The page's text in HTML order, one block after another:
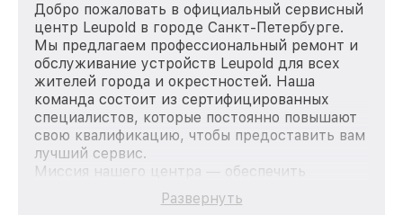
Добро пожаловать в официальный сервисный
центр Leupold в городе Санкт-Петербурге.
Мы предлагаем профессиональный ремонт и
обслуживание устройств Leupold для всех
жителей города и окрестностей. Наша
команда состоит из сертифицированных
специалистов, которые постоянно повышают
свою квалификацию, чтобы предоставить вам
лучший сервис.
Миссия нашего центра — обеспечить
качественный и доступный ремонт для
каждого пользователя продукции Leupold, вне
Развернуть